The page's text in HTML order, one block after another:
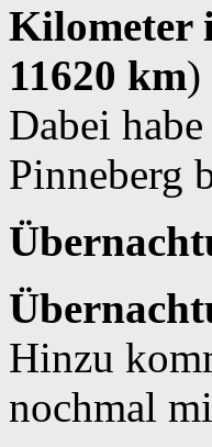
Kilometer
11620 km)
Dabei
Pinneberg
Hinzu
nochmal